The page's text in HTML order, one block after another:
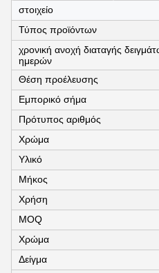
στοιχείο
Τύπος προϊόντων
χρονική ανοχή διαταγής
ημερών
Θέση προέλευσης
Εμπορικό σήμα
Πρότυπος αριθμός
Χρώμα
Υλικό
Μήκος
Χρήση
MOQ
Χρώμα
Δείγμα